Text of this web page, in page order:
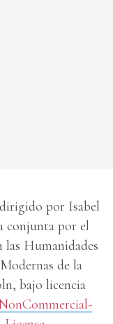
por Isabel
conjunta por el
Humanidades
de la
bajo licencia